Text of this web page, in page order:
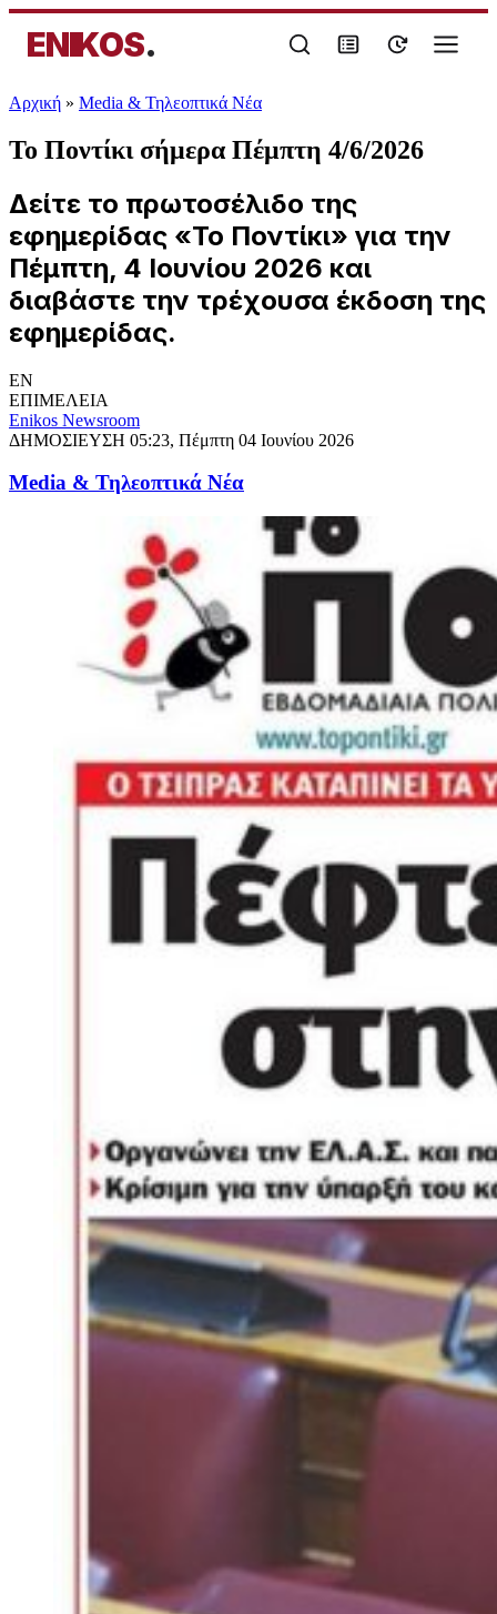
ENIKOS.
Αρχική » Media & Τηλεοπτικά Νέα
Το Ποντίκι σήμερα Πέμπτη 4/6/2026
Δείτε το πρωτοσέλιδο της
εφημερίδας «Το Ποντίκι» για την
Πέμπτη, 4 Ιουνίου 2026 και
διαβάστε την τρέχουσα έκδοση της
εφημερίδας.
EN
ΕΠΙΜΕΛΕΙΑ
Enikos Newsroom
ΔΗΜΟΣΙΕΥΣΗ 05:23, Πέμπτη 04 Ιουνίου 2026
Media & Τηλεοπτικά Νέα